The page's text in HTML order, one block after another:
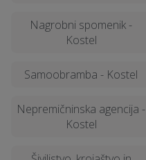
Nagrobni spomenik -
Kostel
Samoobramba - Kostel
Nepremičninska agencija -
Kostel